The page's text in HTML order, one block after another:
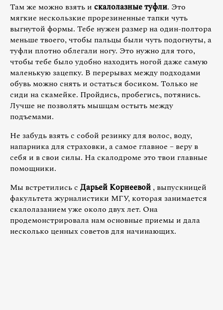
Там же можно взять и скалолазные туфли. Это
мягкие нескользкие прорезиненные тапки чуть
выгнутой формы. Тебе нужен размер на один-полтора
меньше твоего, чтобы пальцы были чуть подогнуты, а
туфли плотно облегали ногу. Это нужно для того,
чтобы тебе было удобно находить ногой даже самую
маленькую зацепку. В перерывах между подходами
обувь можно снять и остаться босиком. Только не
сиди на скамейке. Пройдись, пробегись, потянись.
Лучше не позволять мышцам остыть между
подъемами.
Не забудь взять с собой резинку для волос, воду,
напарника для страховки, а самое главное – веру в
себя и в свои силы. На скалодроме это твои главные
помощники.
Мы встретились с Дарьей Корнеевой , выпускницей
факультета журналистики МГУ, которая занимается
скалолазанием уже около двух лет. Она
продемонстрировала нам основные приемы и дала
несколько ценных советов для начинающих.